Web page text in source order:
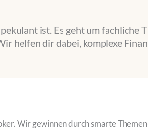
ist. Es geht um fachliche
helfen dir dabei, komplexe
Wir gewinnen durch smarte